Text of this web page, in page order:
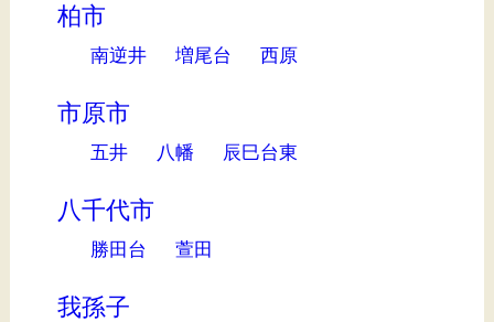
柏市
南逆井 増尾台 西原
市原市
五井 八幡 辰巳台東
八千代市
勝田台 萱田
我孫子